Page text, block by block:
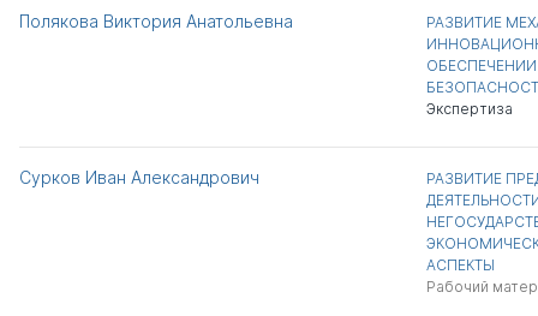
Полякова Виктория Анатольевна
РАЗВИТИЕ
Экспертиза
Сурков Иван Александрович
РАЗВИТИЕ
АСПЕКТЫ
Рабочий